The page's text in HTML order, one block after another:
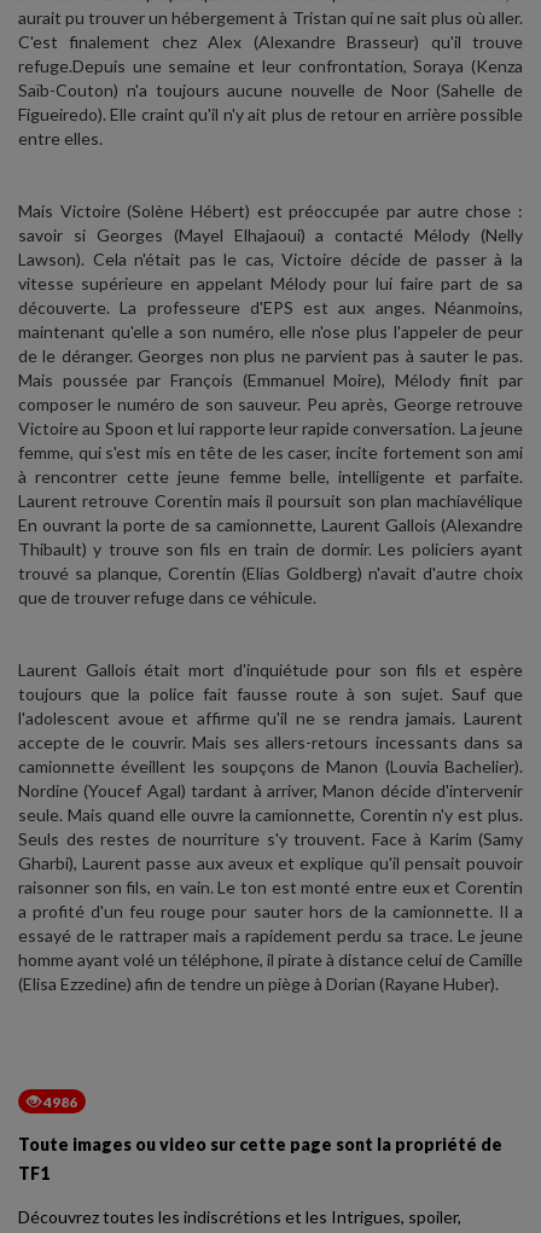
aurait pu trouver un hébergement à Tristan qui ne sait plus où aller.
C'est finalement chez Alex (Alexandre Brasseur) qu'il trouve
refuge.Depuis une semaine et leur confrontation, Soraya (Kenza
Saïb-Couton) n'a toujours aucune nouvelle de Noor (Sahelle de
Figueiredo). Elle craint qu'il n'y ait plus de retour en arrière possible
entre elles.
Mais Victoire (Solène Hébert) est préoccupée par autre chose :
savoir si Georges (Mayel Elhajaoui) a contacté Mélody (Nelly
Lawson). Cela n'était pas le cas, Victoire décide de passer à la
vitesse supérieure en appelant Mélody pour lui faire part de sa
découverte. La professeure d'EPS est aux anges. Néanmoins,
maintenant qu'elle a son numéro, elle n'ose plus l'appeler de peur
de le déranger. Georges non plus ne parvient pas à sauter le pas.
Mais poussée par François (Emmanuel Moire), Mélody finit par
composer le numéro de son sauveur. Peu après, George retrouve
Victoire au Spoon et lui rapporte leur rapide conversation. La jeune
femme, qui s'est mis en tête de les caser, incite fortement son ami
à rencontrer cette jeune femme belle, intelligente et parfaite.
Laurent retrouve Corentin mais il poursuit son plan machiavélique
En ouvrant la porte de sa camionnette, Laurent Gallois (Alexandre
Thibault) y trouve son fils en train de dormir. Les policiers ayant
trouvé sa planque, Corentin (Elias Goldberg) n'avait d'autre choix
que de trouver refuge dans ce véhicule.
Laurent Gallois était mort d'inquiétude pour son fils et espère
toujours que la police fait fausse route à son sujet. Sauf que
l'adolescent avoue et affirme qu'il ne se rendra jamais. Laurent
accepte de le couvrir. Mais ses allers-retours incessants dans sa
camionnette éveillent les soupçons de Manon (Louvia Bachelier).
Nordine (Youcef Agal) tardant à arriver, Manon décide d'intervenir
seule. Mais quand elle ouvre la camionnette, Corentin n'y est plus.
Seuls des restes de nourriture s'y trouvent. Face à Karim (Samy
Gharbi), Laurent passe aux aveux et explique qu'il pensait pouvoir
raisonner son fils, en vain. Le ton est monté entre eux et Corentin
a profité d'un feu rouge pour sauter hors de la camionnette. Il a
essayé de le rattraper mais a rapidement perdu sa trace. Le jeune
homme ayant volé un téléphone, il pirate à distance celui de Camille
(Elisa Ezzedine) afin de tendre un piège à Dorian (Rayane Huber).
4986
Toute images ou video sur cette page sont la propriété de
TF1
Découvrez toutes les indiscrétions et les Intrigues, spoiler,